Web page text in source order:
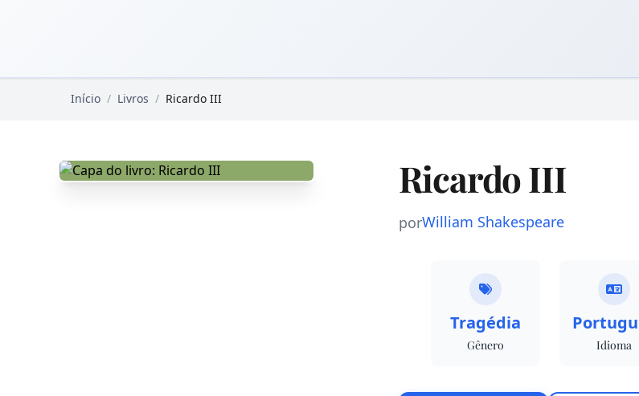
Início / Livros / Ricardo III
Ricardo III
porWilliam Shakespeare
Tragédia
Gênero Idioma